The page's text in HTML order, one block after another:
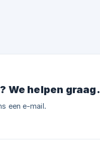
We helpen graag.
een e-mail.